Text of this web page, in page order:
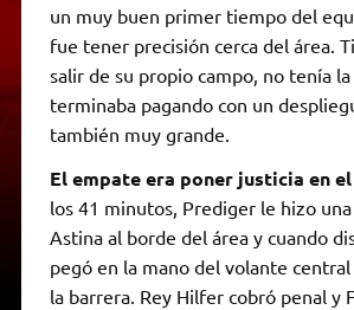
un muy buen primer tiempo del
fue tener precisión cerca del área.
salir de su propio campo, no tenía
terminaba pagando con un
también muy grande.
El empate era poner justicia en
los 41 minutos, Prediger le hizo
Astina al borde del área y cuando
pegó en la mano del volante
la barrera. Rey Hilfer cobró penal y